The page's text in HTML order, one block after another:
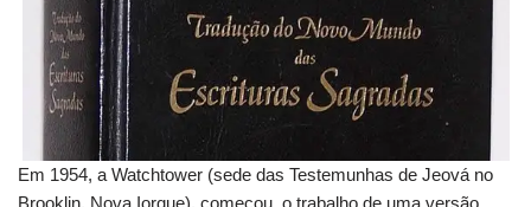
Em 1954, a Watchtower (sede das Testemunhas de Jeová no